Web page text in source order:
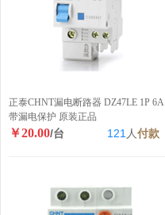
正泰CHNT漏电断路器 DZ47LE 1P 6A
带漏电保护 原装正品
￥20.00/台 121 人付款